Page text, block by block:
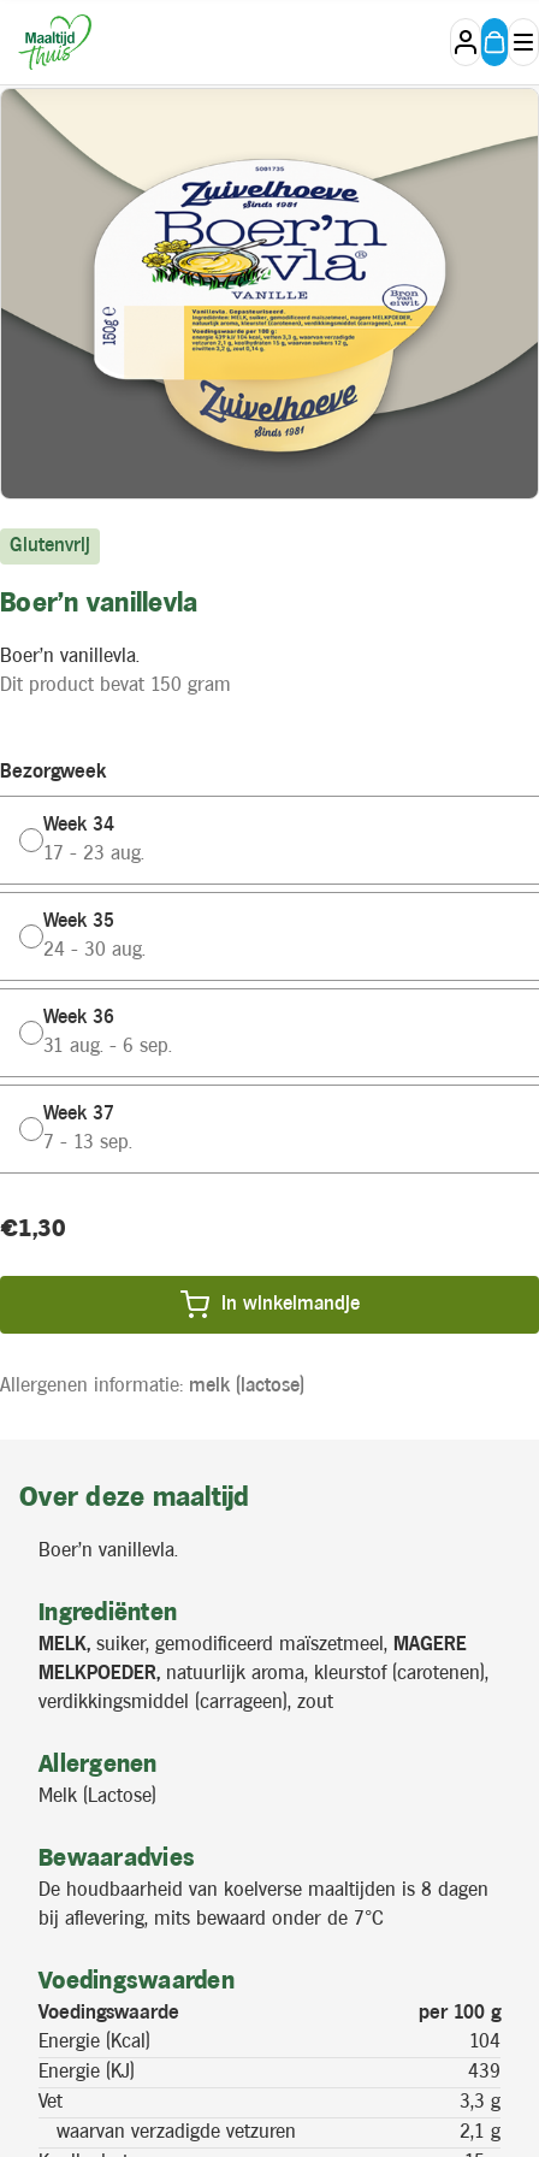
Glutenvrij
Boer'n vanillevla
Boer'n vanillevla.
Dit product bevat 150 gram
Bezorgweek
Week 34
17 - 23 aug.
Week 35
24 - 30 aug.
Week 36
31 aug. - 6 sep.
Week 37
7 - 13 sep.
Huidige
Product
€1,30
In winkelmandje
Allergenen informatie: melk (lactose)
Over deze maaltijd
Boer'n vanillevla.
Ingrediënten
MELK, suiker, gemodificeerd maïszetmeel, MAGERE
MELKPOEDER, natuurlijk aroma, kleurstof (carotenen),
verdikkingsmiddel (carrageen), zout
Allergenen
Melk (Lactose)
Bewaaradvies
De houdbaarheid van koelverse maaltijden is 8 dagen
bij aflevering, mits bewaard onder de 7°C
Voedingswaarden
Voedingswaarde
per 100 g
Energie (Kcal)
104
Energie (KJ)
439
Vet
3,3 g
waarvan verzadigde vetzuren
2,1 g